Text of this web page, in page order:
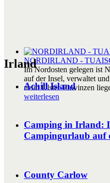
NORDIRLAND -
Im Nordosten gelegen ist
auf der Insel, verwaltet
neun Ulster-Provinzen
weiterlesen
Irland
Achill Island
Camping in Irland:
Campingurlaub auf
County Carlow